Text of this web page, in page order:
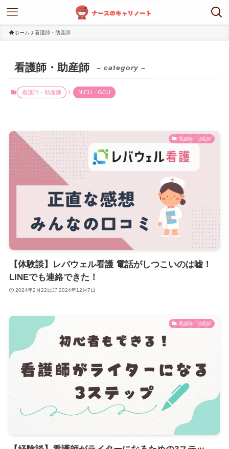
ホーム 看護師・助産師
看護師・助産師 – category –
看護師・助産師 NICU・GCU
看護師・助産師
【体験談】レバウェル看護 電話がしつこいのは嘘！
LINEでも連絡できた！
2024年2月22日 2024年12月7日
看護師・助産師